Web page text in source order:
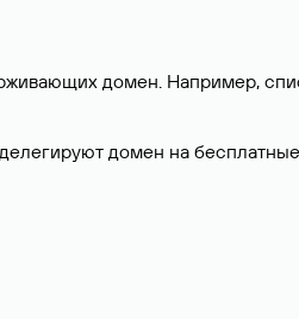
домен. Например,
домен на